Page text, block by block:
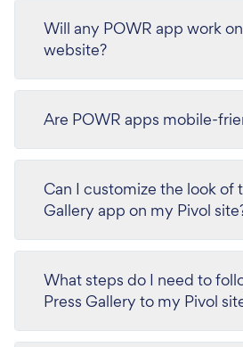
Will any POWR app work
website?
Are POWR apps mobile-
Can I customize the look of
Gallery app on my Pivol
What steps do I need to
Press Gallery to my Pivol